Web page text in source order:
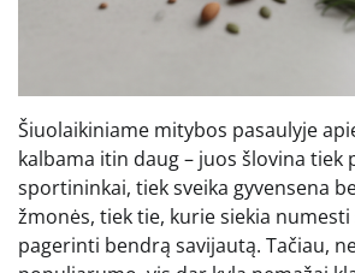
Šiuolaikiniame mitybos pasaulyje
kalbama itin daug – juos šlovina tiek
sportininkai, tiek sveika gyvensena
žmonės, tiek tie, kurie siekia
pagerinti bendrą savijautą. Tačiau,